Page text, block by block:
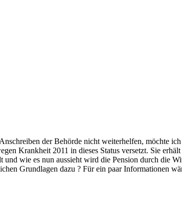
der Behörde nicht weiterhelfen, möchte
Krankheit 2011 in dieses Status versetzt. Sie
wie es nun aussieht wird die Pension durch die
Grundlagen dazu ? Für ein paar Informationen